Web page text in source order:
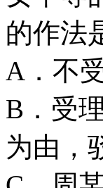
的作
A．不
B．受
为由，